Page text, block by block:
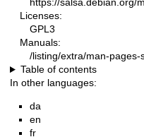
Licenses:
GPL3
Manuals:
/listing/extra/man-pages-
Table of contents
In other languages:
da
en
fr